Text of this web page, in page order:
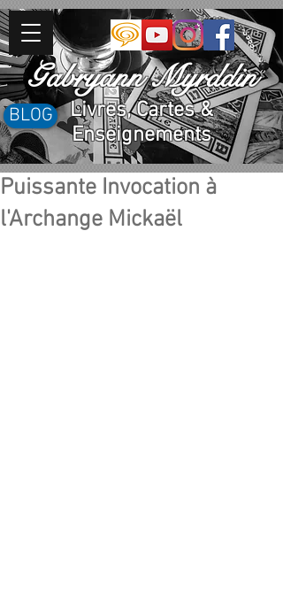
Gabryann Myrddin
Livres, Cartes &
Enseignements
BLOG
Puissante Invocation à
l'Archange Mickaël